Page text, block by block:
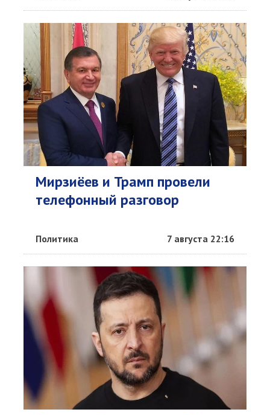
Мирзиёев и Трамп провели
телефонный разговор
Политика 7 августа 22:16